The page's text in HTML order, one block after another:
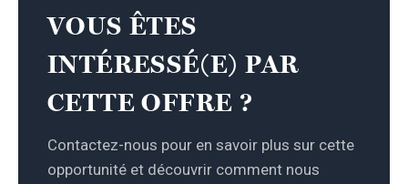
VOUS ÊTES
INTÉRESSÉ(E) PAR
CETTE OFFRE ?
Contactez-nous pour en savoir plus sur cette
opportunité et découvrir comment nous